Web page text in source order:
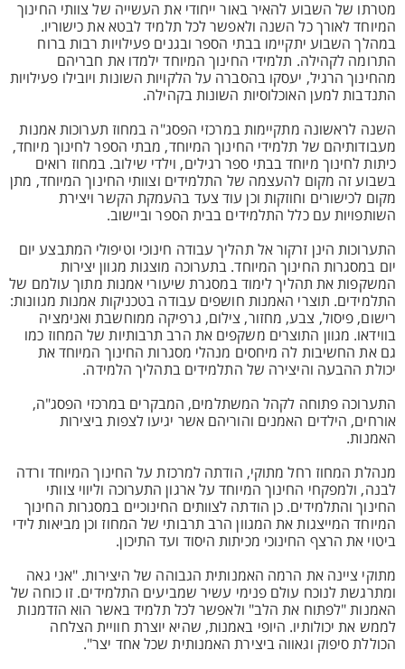
מטרתו של השבוע להאיר באור ייחודי את העשייה של צוותי החינוך
המיוחד לאורך כל השנה ולאפשר לכל תלמיד לבטא את כישוריו.
במהלך השבוע יתקיימו בבתי הספר ובגנים פעילויות רבות ברוח
התרומה לקהילה. תלמידי החינוך המיוחד ילמדו את חבריהם
מהחינוך הרגיל, יעסקו בהסברה על הלקויות השונות ויובילו פעילויות
התנדבות למען האוכלוסיות השונות בקהילה.
השנה לראשונה מתקיימות במרכזי הפסג"ה במחוז תערוכות אמנות
מעבודותיהם של תלמידי החינוך המיוחד, מבתי הספר לחינוך מיוחד,
כיתות לחינוך מיוחד בבתי ספר רגילים, וילדי שילוב. במחוז רואים
בשבוע זה מקום להעצמה של התלמידים וצוותי החינוך המיוחד, מתן
מקום לכישורים וחוזקות וכן עוד צעד בהעמקת הקשר ויצירת
השותפויות עם כלל התלמידים בבית הספר וביישוב.
התערוכות הינן זרקור אל תהליך עבודה חינוכי וטיפולי המתבצע יום
יום במסגרות החינוך המיוחד. בתערוכה מוצגות מגוון יצירות
המשקפות את תהליך לימוד במסגרת שיעורי אמנות מתוך עולמם של
התלמידים. תוצרי האמנות חושפים עבודה בטכניקות אמנות מגוונות:
רישום, פיסול, צבע, מחזור, צילום, גרפיקה ממוחשבת ואנימציה
בווידאו. מגוון התוצרים משקפים את הרב תרבותיות של המחוז כמו
גם את החשיבות לה מיחסים מנהלי מסגרות החינוך המיוחד את
יכולת ההבעה והיצירה של התלמידים בתהליך הלמידה.
התערוכה פתוחה לקהל המשתלמים, המבקרים במרכזי הפסג"ה,
אורחים, הילדים האמנים והוריהם אשר יגיעו לצפות ביצירות
האמנות.
מנהלת המחוז רחל מתוקי, הודתה למרכזת על החינוך המיוחד ורדה
לבנה, ולמפקחי החינוך המיוחד על ארגון התערוכה וליווי צוותי
החינוך והתלמידים. כן הודתה לצוותים החינוכיים במסגרות החינוך
המיוחד המייצגות את המגוון הרב תרבותי של המחוז וכן מביאות לידי
ביטוי את הרצף החינוכי מכיתות היסוד ועד התיכון.
מתוקי ציינה את הרמה האמנותית הגבוהה של היצירות. "אני גאה
ומתרגשת לנוכח עולם פנימי עשיר שמביעים התלמידים. זו כוחה של
האמנות "לפתוח את הלב" ולאפשר לכל תלמיד באשר הוא הזדמנות
לממש את יכולותיו. היופי באמנות, שהיא יוצרת חוויית הצלחה
הכוללת סיפוק וגאווה ביצירת האמנותית שכל אחד יצר".